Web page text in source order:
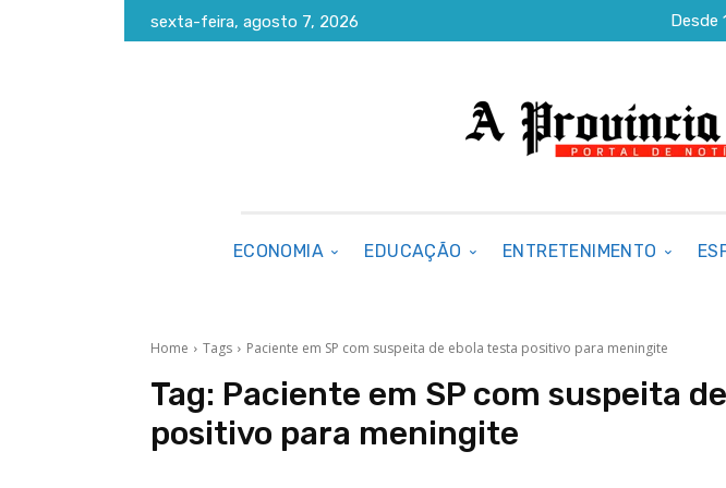
sexta-feira, agosto 7, 2026 Desde
ECONOMIA EDUCAÇÃO ENTRETENIMENTO
Home Tags Paciente em SP com suspeita de ebola testa positivo para meningite
Tag: Paciente em SP com suspeita
positivo para meningite